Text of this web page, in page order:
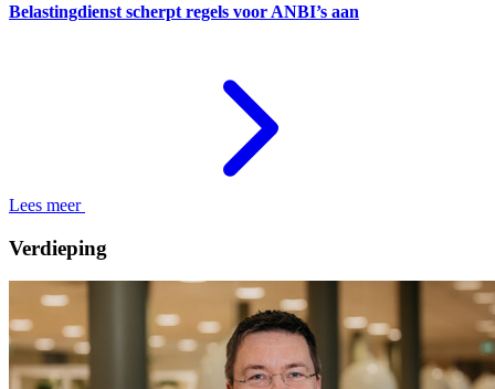
Belastingdienst scherpt regels voor ANBI’s aan
Lees meer
Verdieping